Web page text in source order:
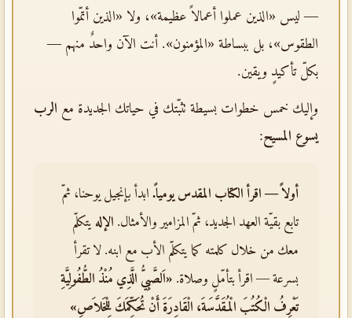
— ليس «الذين عملوا أعمالاً عظيمة»، ولا «الذين أتمّوا
الطقوس»، بل ببساطة «المؤمنون». أنت الآن واحدٌ منهم —
بكلّ تأكيدٍ ويقين.
وإليك خمس خطوات بسيطة تثبّتك في حياتك الجديدة مع الرب
يسوع المسيح:
أولاً — اقرأ الكتاب المقدس يومياً. ابدأ بإنجيل يوحنا، ثمّ
تابع بقيّة العهد الجديد، ثمّ المزامير والأمثال. الإله يتكلّم
معك من خلال كلمته كما يتكلّم الأب مع ابنه. لا تقرأ
بسرعة — اقرأ بتأمّلٍ وصلاة. «اَلصَّبِيُّ الَّذِي مُنْذُ الطُّفُولِيَّةِ
تَعْرِفُ الْكُتُبَ الْمُقَدَّسَةَ، الْقَادِرَةَ أَنْ تُحَكِّمَكَ لِلْخَلاَصِ»